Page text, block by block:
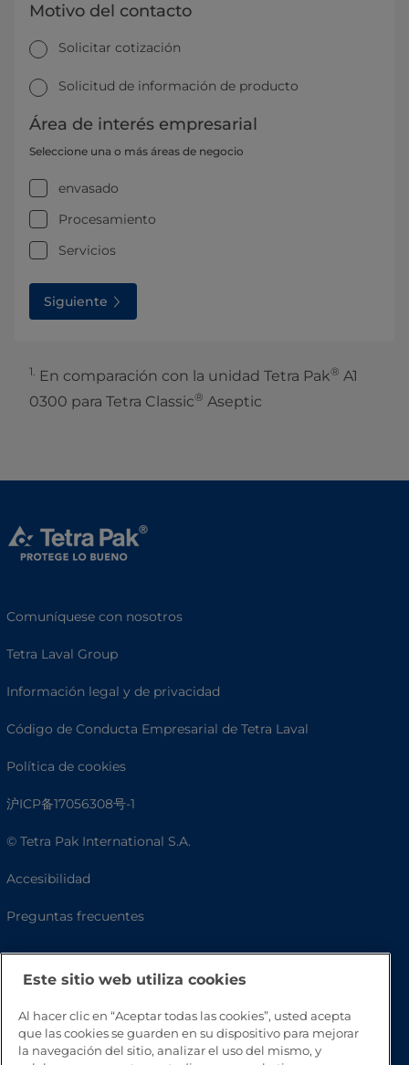
Motivo del contacto
Solicitar cotización
Solicitud de información de producto
Área de interés empresarial
Seleccione una o más áreas de negocio
envasado
Procesamiento
Servicios
Siguiente
1. En comparación con la unidad Tetra Pak® A1
0300 para Tetra Classic® Aseptic
Comuníquese con nosotros
Tetra Laval Group
Información legal y de privacidad
Código de Conducta Empresarial de Tetra Laval
Política de cookies
沪ICP备17056308号-1
© Tetra Pak International S.A.
Accesibilidad
Preguntas frecuentes
Este sitio web utiliza cookies
Al hacer clic en “Aceptar todas las cookies”, usted acepta
que las cookies se guarden en su dispositivo para mejorar
la navegación del sitio, analizar el uso del mismo, y